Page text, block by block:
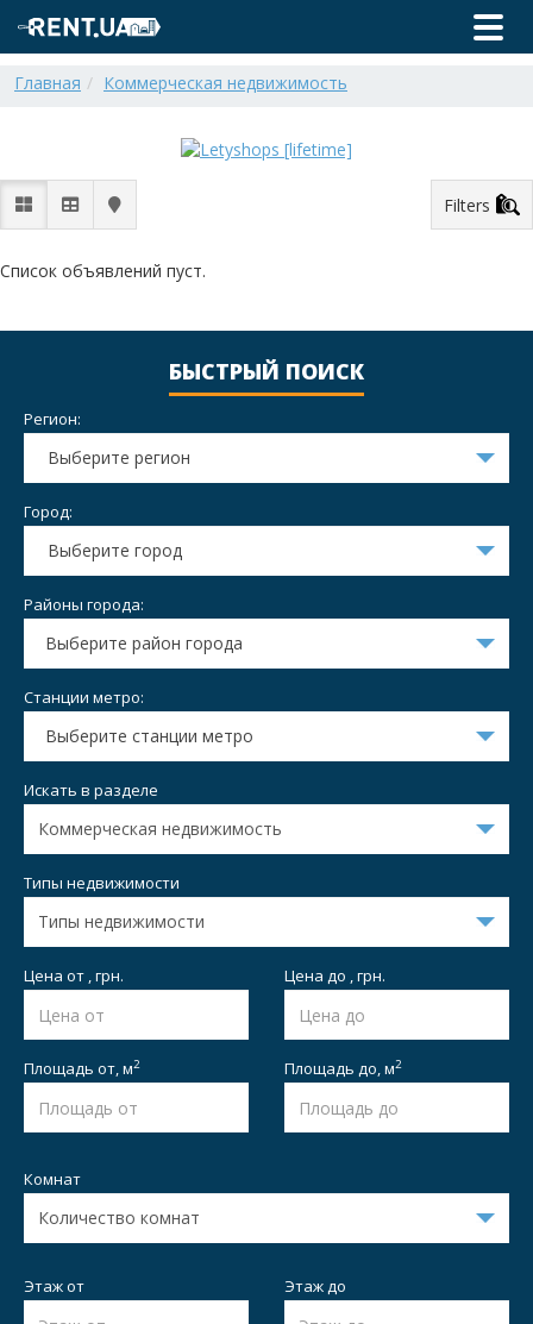
Главная Коммерческая недвижимость
Filters
Список объявлений пуст.
БЫСТРЫЙ ПОИСК
Регион:
Выберите регион
Город:
Выберите город
Районы города:
Выберите район города
Станции метро:
Выберите станции метро
Искать в разделе
Типы недвижимости
Цена от , грн. Цена до , грн.
Площадь от,м2 Площадь до,м2
Комнат
Этаж от Этаж до